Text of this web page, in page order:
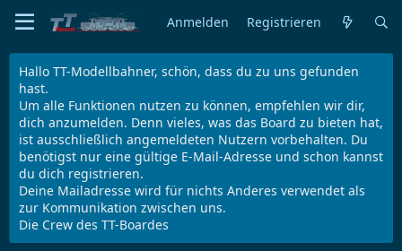
Anmelden Registrieren
Hallo TT-Modellbahner, schön, dass du zu uns gefunden
hast.
Um alle Funktionen nutzen zu können, empfehlen wir dir,
dich anzumelden. Denn vieles, was das Board zu bieten hat,
ist ausschließlich angemeldeten Nutzern vorbehalten. Du
benötigst nur eine gültige E-Mail-Adresse und schon kannst
du dich registrieren.
Deine Mailadresse wird für nichts Anderes verwendet als
zur Kommunikation zwischen uns.
Die Crew des TT-Boardes